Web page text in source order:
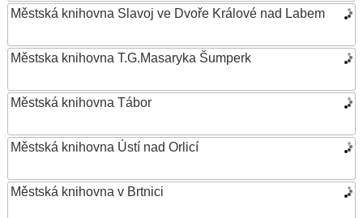
Městská knihovna Slavoj ve Dvoře Králové nad Labem
Městska knihovna T.G.Masaryka Šumperk
Městská knihovna Tábor
Městská knihovna Ústí nad Orlicí
Městská knihovna v Brtnici